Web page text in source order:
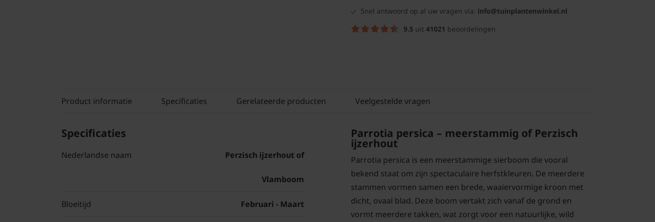
Snel antwoord op al uw vragen via: info@tuinplantenwinkel.nl
9.5 uit 41021 beoordelingen
Product informatie Specificaties Gerelateerde producten Veelgestelde vragen
Specificaties
Nederlandse naam Perzisch ijzerhout of
Vlamboom
Bloeitijd Februari - Maart
Parrotia persica – meerstammig of Perzisch
ijzerhout
Parrotia persica is een meerstammige sierboom die vooral
bekend staat om zijn spectaculaire herfstkleuren. De meerdere
stammen vormen samen een brede, waaiervormige kroon met
dicht, ovaal blad. Deze boom vertakt zich vanaf de grond en
vormt meerdere takken, wat zorgt voor een natuurlijke, wild